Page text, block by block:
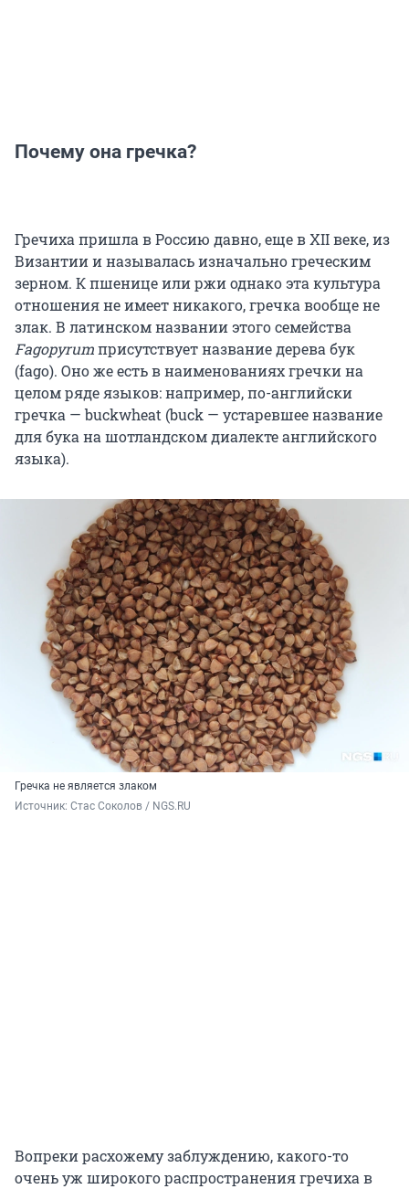
Почему она гречка?
Гречиха пришла в Россию давно, еще в XII веке, из
Византии и называлась изначально греческим
зерном. К пшенице или ржи однако эта культура
отношения не имеет никакого, гречка вообще не
злак. В латинском названии этого семейства
Fagopyrumприсутствует название дерева бук
(fago). Оно же есть в наименованиях гречки на
целом ряде языков: например, по-английски
гречка — buckwheat (buck — устаревшее название
для бука на шотландском диалекте английского
языка).
Гречка не является злаком
Источник: Стас Соколов / NGS.RU
Вопреки расхожему заблуждению, какого-то
очень уж широкого распространения гречиха в